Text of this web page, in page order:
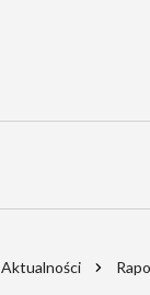
Aktualności